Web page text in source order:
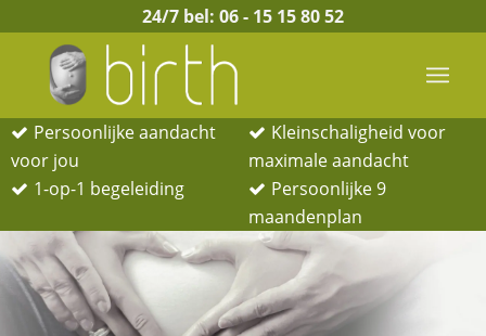
24/7 bel: 06 - 15 15 80 52
Persoonlijke aandacht
voor jou
Kleinschaligheid voor
maximale aandacht
1-op-1 begeleiding
Persoonlijke 9
maandenplan